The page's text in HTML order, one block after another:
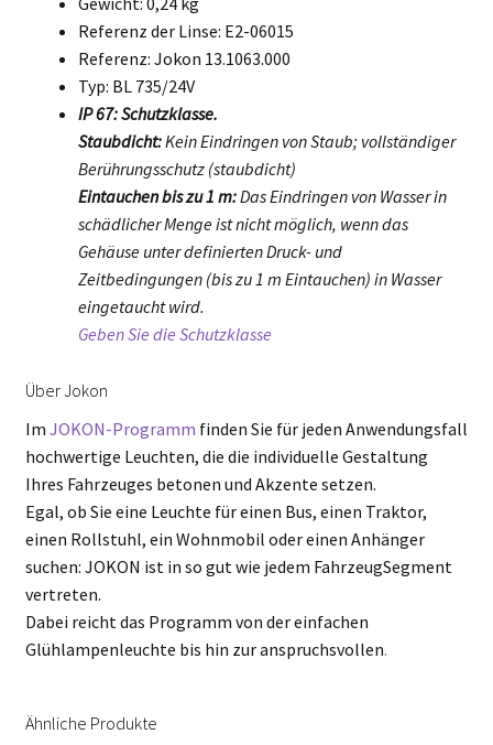
Referenz der Linse: E2-06015
Referenz: Jokon 13.1063.000
Typ: BL 735/24V
IP 67: Schutzklasse.
Staubdicht:Kein Eindringen von Staub; vollständiger
Berührungsschutz (staubdicht)
Eintauchen bis zu 1 m:Das Eindringen von Wasser in
schädlicher Menge ist nicht möglich, wenn das
Gehäuse unter definierten Druck- und
Zeitbedingungen (bis zu 1 m Eintauchen) in Wasser
eingetaucht wird.
Geben Sie die Schutzklasse
Über Jokon
Im JOKON-Programm finden Sie für jeden Anwendungsfall
hochwertige Leuchten, die die individuelle Gestaltung
Ihres Fahrzeuges betonen und Akzente setzen.
Egal, ob Sie eine Leuchte für einen Bus, einen Traktor,
einen Rollstuhl, ein Wohnmobil oder einen Anhänger
suchen: JOKON ist in so gut wie jedem FahrzeugSegment
vertreten.
Dabei reicht das Programm von der einfachen
Glühlampenleuchte bis hin zur anspruchsvollen.
Ähnliche Produkte